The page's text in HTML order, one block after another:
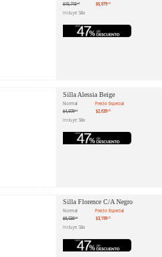
$10,715.47
$5,679.20
Incluye: Silla
Silla Alessia Beige
Normal
$4,979.62
Precio Especial
$2,639.20
Incluye: Silla
Silla Florence C/A Negro
Normal
$6,036.23
Precio Especial
$3,199.20
Incluye: Silla